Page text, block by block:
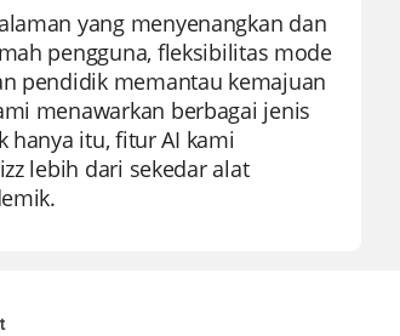
yang menyenangkan dan
pengguna, fleksibilitas mode
pendidik memantau kemajuan
menawarkan berbagai jenis
hanya itu, fitur AI kami
lebih dari sekedar alat